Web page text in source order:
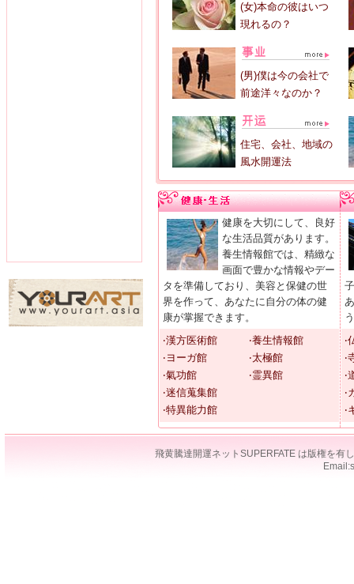
(女)本命の彼はいつ
現れるの？
(男)僕は今の会社で
前途洋々なのか？
住宅、会社、地域の
風水開運法
健康を大切にして、良好
な生活品質があります。
養生情報館では、精緻な
画面で豊かな情報やデー
タを準備しており、美容と保健の世
界を作って、あなたに自分の体の健
康が掌握できます。
‧漢方医術館
‧養生情報館
‧ヨーガ館
‧太極館
‧氣功館
‧霊異館
‧迷信蒐集館
‧特異能力館
‧
‧
‧
‧
‧
飛黄騰達開運ネットSUPERFATE は版権を有
Email: